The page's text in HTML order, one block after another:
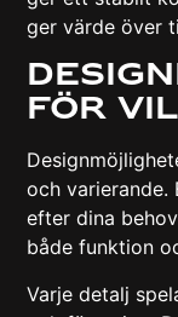
ger värde över
För
och
efter dina
både funktion
Varje detalj